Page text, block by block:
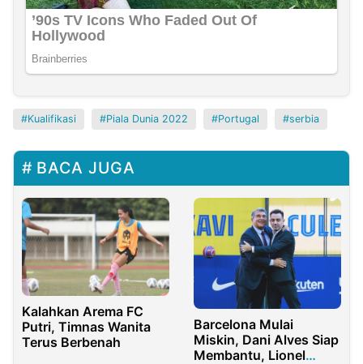
Kualifikasi Piala Dunia 2022 Portugal serbia
BACA JUGA
Kalahkan Arema FC
Putri, Timnas Wanita
Terus Berbenah
Barcelona Mulai
Miskin, Dani Alves Siap
Membantu, Lionel